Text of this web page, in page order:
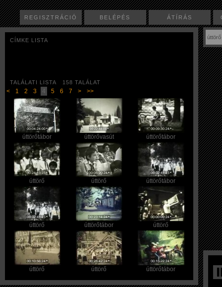
REGISZTRÁCIÓ BELÉPÉS ÁTÍRÁS
CÍMKE LISTA
TALÁLATI LISTA 158 TALÁLAT
< 1 2 3 4 5 6 7 > >>
úttörőtábor úttörővasút úttörőtábor
úttörő úttörő úttörőtábor
úttörő úttörőtábor úttörő
úttörő úttörő úttörőtábor